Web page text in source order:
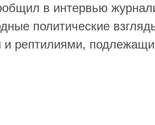
в интервью
политические
рептилиями,